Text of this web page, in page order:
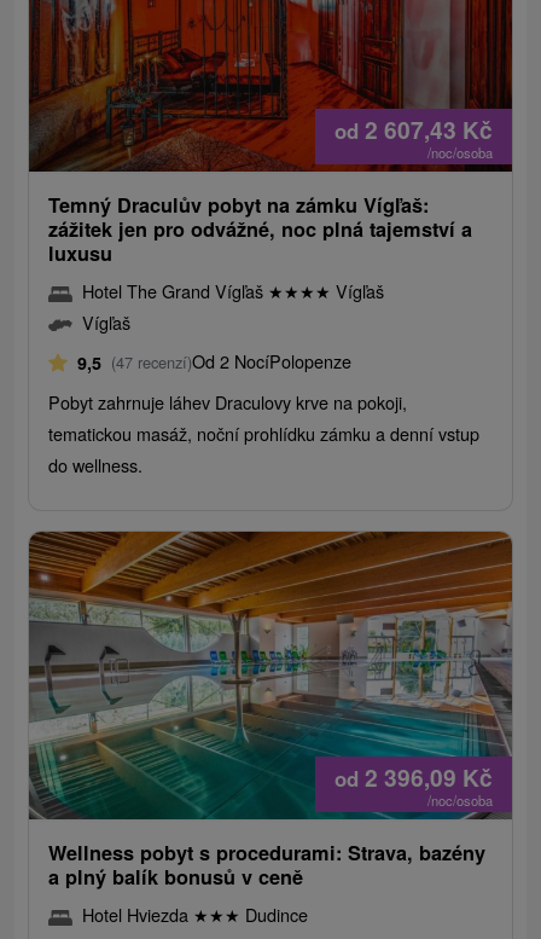
od 2 607,43 Kč
/noc/osoba
Temný Draculův pobyt na zámku Vígľaš:
zážitek jen pro odvážné, noc plná tajemství a
luxusu
Hotel The Grand Vígľaš ★★★★ Vígľaš
Vígľaš
9,5 (47 recenzí)Od 2 NocíPolopenze
Pobyt zahrnuje láhev Draculovy krve na pokoji,
tematickou masáž, noční prohlídku zámku a denní vstup
do wellness.
od 2 396,09 Kč
/noc/osoba
Wellness pobyt s procedurami: Strava, bazény
a plný balík bonusů v ceně
Hotel Hviezda ★★★ Dudince